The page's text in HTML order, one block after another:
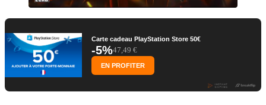
Carte cadeau PlayStation Store 50€
-5%47,49 €
EN PROFITER